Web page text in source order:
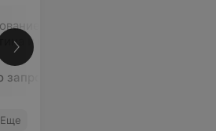
уровня
и кортизола
Еще